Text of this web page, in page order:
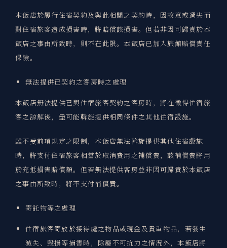
本飯店於履行住宿契約及與此相關之契約時，因故意或過失而
對住宿旅客造成損害時，將賠償該損害。但若非因可歸責於本
飯店之事由所致時，則不在此限。本飯店已加入旅館賠償責任
保險。
無法提供已契約之客房時之處理
本飯店無法提供已與住宿旅客契約之客房時，將在徵得住宿旅
客之諒解後，盡可能斡旋提供相同條件之其他住宿設施。
雖不受前項規定之限制，本飯店無法斡旋提供其他住宿設施
時，將支付住宿旅客相當於取消費用之補償費，該補償費將用
於充抵損害賠償額。但若無法提供客房並非因可歸責於本飯店
之事由所致時，將不支付補償費。
寄託物等之處理
住宿旅客寄放於接待處之物品或現金及貴重物品，若發生
滅失、毀損等損害時，除屬不可抗力之情況外，本飯店將